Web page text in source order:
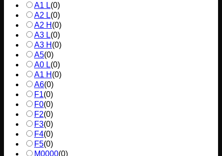
A1 L(0)
A2 L(0)
A2 H (0)
A3 L(0)
A3 H (0)
A5(0)
A0 L(0)
A1 H (0)
A6(0)
F1(0)
F0(0)
F2(0)
F3(0)
F4(0)
F5(0)
M0000(0)